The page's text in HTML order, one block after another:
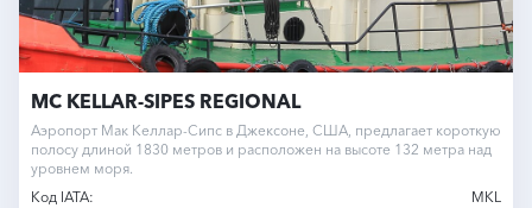
MC KELLAR-SIPES REGIONAL
Аэропорт Мак Келлар-Сипс в Джексоне, США, предлагает короткую
полосу длиной 1830 метров и расположен на высоте 132 метра над
уровнем моря.
Код IATA:
MKL